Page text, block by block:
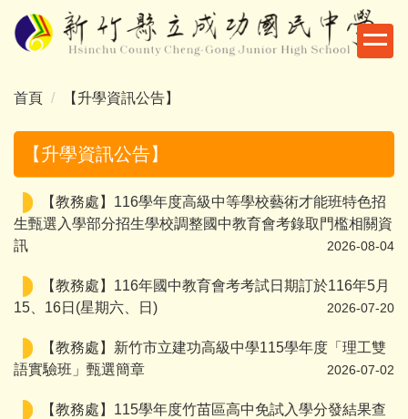
跳
到
內
首頁 【升學資訊公告】
【升學資訊公告】
【教務處】116學年度高級中等學校藝術才能班特色招
生甄選入學部分招生學校調整國中教育會考錄取門檻相關資
訊
2026-08-04
【教務處】116年國中教育會考考試日期訂於116年5月
15、16日(星期六、日)
2026-07-20
【教務處】新竹市立建功高級中學115學年度「理工雙
語實驗班」甄選簡章
2026-07-02
【教務處】115學年度竹苗區高中免試入學分發結果查